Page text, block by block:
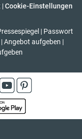
| Cookie-Einstellungen
| Passwort
| Angebot aufgeben |